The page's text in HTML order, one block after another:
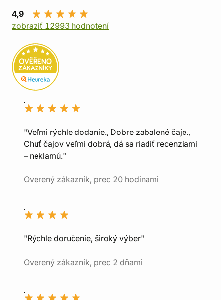
4,9
zobraziť 12993 hodnotení
"Veľmi rýchle dodanie., Dobre zabalené čaje.,
Chuť čajov veľmi dobrá, dá sa riadiť recenziami
– neklamú."
Overený zákazník, pred 20 hodinami
"Rýchle doručenie, široký výber"
Overený zákazník, pred 2 dňami